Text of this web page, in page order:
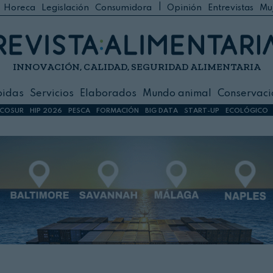
Horeca Legislación Consumidora Opinión Entrevistas
INNOVACIÓN, CALIDAD, SEGURIDAD ALIMENTARIA
Servicios Elaborados Mundo animal
Foodservice
primas
HIP 2026 PESCA FORMACIÓN BIG DATA START-UP ECOLÓGICO